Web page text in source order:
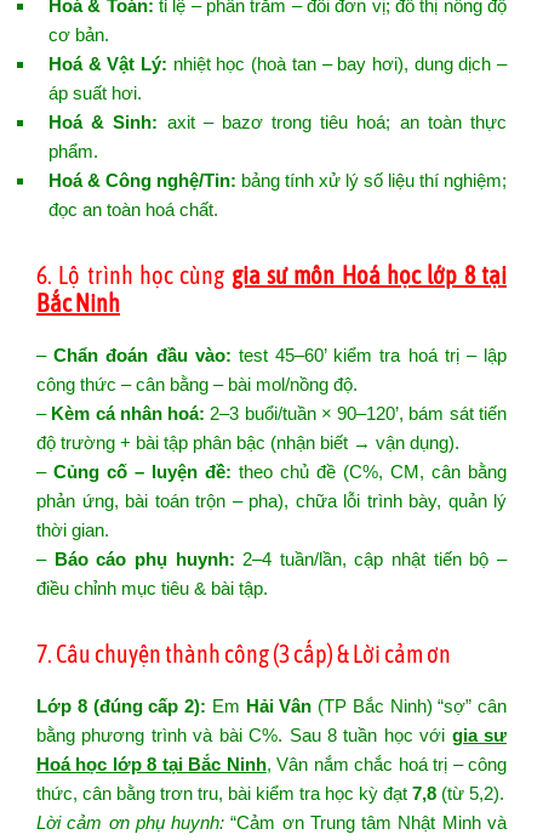
Hoá & Toán: tỉ lệ – phần trăm – đổi đơn vị; đồ thị nồng độ
cơ bản.
Hoá & Vật Lý: nhiệt học (hoà tan – bay hơi), dung dịch –
áp suất hơi.
Hoá & Sinh: axit – bazơ trong tiêu hoá; an toàn thực
phẩm.
Hoá & Công nghệ/Tin: bảng tính xử lý số liệu thí nghiệm;
đọc an toàn hoá chất.
6. Lộ trình học cùng gia sư môn Hoá học lớp 8 tại
Bắc Ninh
–Chẩn đoán đầu vào: test 45–60’ kiểm tra hoá trị – lập
công thức – cân bằng – bài mol/nồng độ.
– Kèm cá nhân hoá: 2–3 buổi/tuần × 90–120’, bám sát tiến
độ trường + bài tập phân bậc (nhận biết → vận dụng).
– Củng cố – luyện đề: theo chủ đề (C%, CM, cân bằng
phản ứng, bài toán trộn – pha), chữa lỗi trình bày, quản lý
thời gian.
– Báo cáo phụ huynh: 2–4 tuần/lần, cập nhật tiến bộ –
điều chỉnh mục tiêu & bài tập.
7. Câu chuyện thành công (3 cấp) & Lời cảm ơn
Lớp 8 (đúng cấp 2): Em Hải Vân (TP Bắc Ninh) “sợ” cân
bằng phương trình và bài C%. Sau 8 tuần học với gia sư
Hoá học lớp 8 tại Bắc Ninh, Vân nắm chắc hoá trị – công
thức, cân bằng trơn tru, bài kiểm tra học kỳ đạt 7,8 (từ 5,2).
Lời cảm ơn phụ huynh: “Cảm ơn Trung tâm Nhật Minh và